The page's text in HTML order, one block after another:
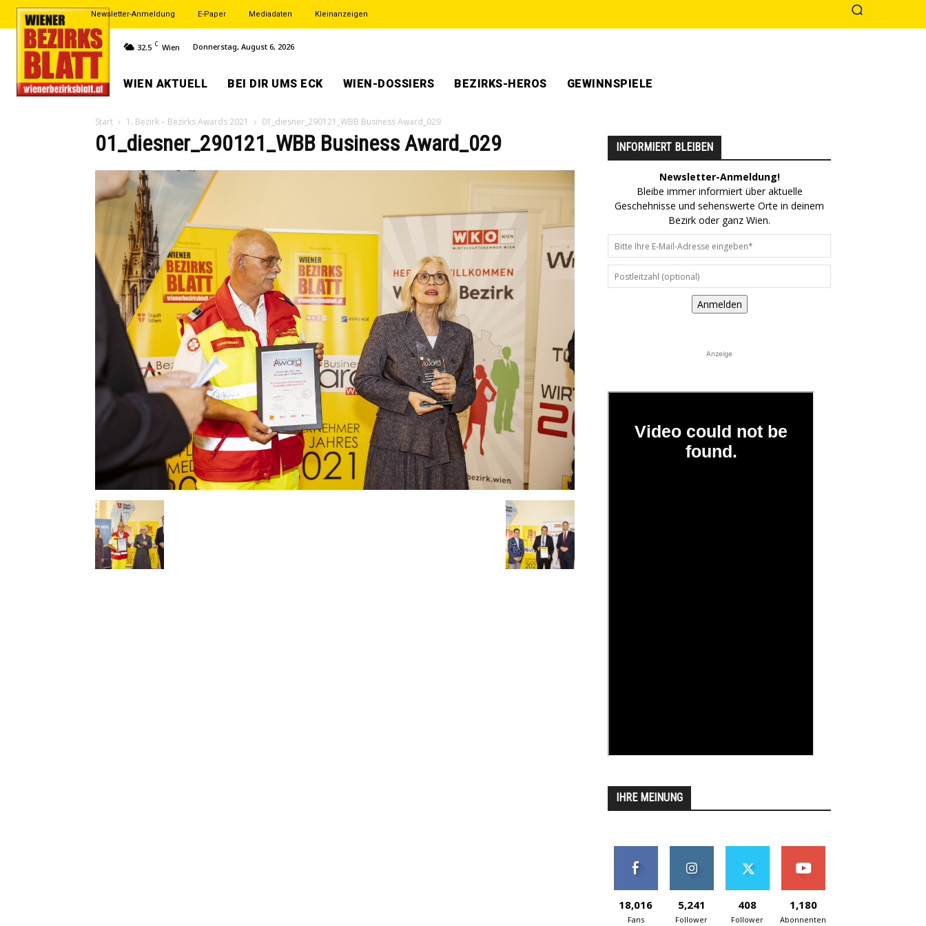
Newsletter-Anmeldung E-Paper Mediadaten Kleinanzeigen
32.5 C Wien Donnerstag, August 6, 2026
WIEN AKTUELL BEI DIR UMS ECK WIEN-DOSSIERS BEZIRKS-HEROS GEWINNSPIELE
Start 1. Bezirk – Bezirks Awards 2021 01_diesner_290121_WBB Business Award_029
01_diesner_290121_WBB Business Award_029 INFORMIERT BLEIBEN
Newsletter-Anmeldung!
Bleibe immer informiert über aktuelle
Geschehnisse und sehenswerte Orte in deinem
Bezirk oder ganz Wien.
Anmelden
Anzeige
IHRE MEINUNG
18,016
Fans
5,241
Follower
408
Follower
1,180
Abonnenten